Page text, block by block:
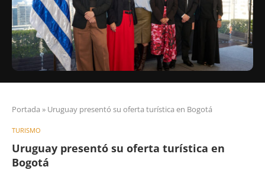
Portada » Uruguay presentó su oferta turística en Bogotá
TURISMO
Uruguay presentó su oferta turística en
Bogotá